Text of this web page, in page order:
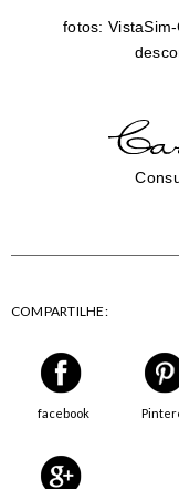
fotos:
COMPARTILHE:
facebook